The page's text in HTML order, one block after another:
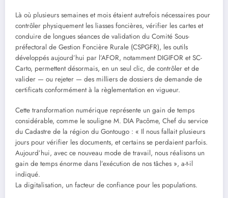
Là où plusieurs semaines et mois étaient autrefois nécessaires pour
contrôler physiquement les liasses foncières, vérifier les cartes et
conduire de longues séances de validation du Comité Sous-
préfectoral de Gestion Foncière Rurale (CSPGFR), les outils
développés aujourd’hui par l’AFOR, notamment DIGIFOR et SC-
Carto, permettent désormais, en un seul clic, de contrôler et de
valider — ou rejeter — des milliers de dossiers de demande de
certificats conformément à la règlementation en vigueur.
Cette transformation numérique représente un gain de temps
considérable, comme le souligne M. DIA Pacôme, Chef du service
du Cadastre de la région du Gontougo : « Il nous fallait plusieurs
jours pour vérifier les documents, et certains se perdaient parfois.
Aujourd’hui, avec ce nouveau mode de travail, nous réalisons un
gain de temps énorme dans l’exécution de nos tâches », a-t-il
indiqué.
La digitalisation, un facteur de confiance pour les populations.